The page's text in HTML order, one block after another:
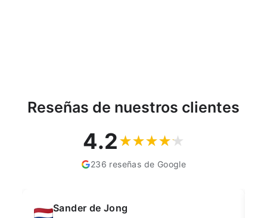
Reseñas de nuestros clientes
4.2
236 reseñas de Google
Sander de Jong